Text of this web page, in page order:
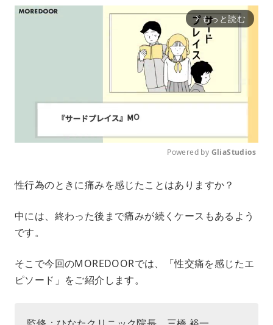
arrow_forward_ios もっと読む
u
e
Powered by GliaStudios
性行為のときに痛みを感じたことはありますか？
中には、終わった後まで痛みが続くケースもあるよう
です。
そこで今回のMOREDOORでは、「性交痛を感じたエ
ピソード」をご紹介します。